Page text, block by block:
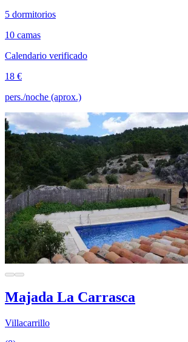
5 dormitorios
10 camas
Calendario verificado
18 €
pers./noche (aprox.)
Majada La Carrasca
Villacarrillo